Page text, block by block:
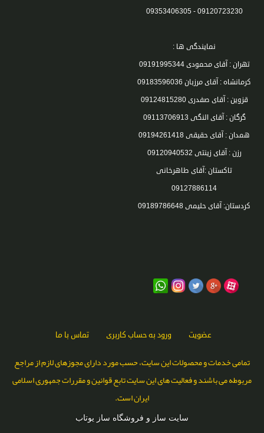
09120723230 - 09353406305
نمایندگی ها :
تهران : آقای محمودی 09191995344
کرمانشاه : آقای مرزبان 09183596036
قزوین : آقای صفدری 09124815280
گرگان : آقای النگی 09113706913
همدان : آقای حقیقی 09194261418
رزن : آقای زینتی 09120940532
تاکستان :آقای طاهرخانی
09127886114
کردستان: آقای حلیمی 09189786648
عضویت ورود به حساب کاربری تماس با ما
تمامی خدمات و محصولات این سایت، حسب مورد دارای مجوزهای لازم از مراجع
مربوطه می باشند و فعالیت های این سایت تابع قوانین و مقررات جمهوری اسلامی
ایران است.
سایت ساز و فروشگاه ساز یوتاب